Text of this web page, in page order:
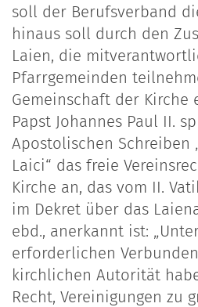
soll der Berufsverband
hinaus soll durch den
Laien, die
Pfarrgemeinden
Gemeinschaft der Kirche
Papst Johannes Paul II.
Apostolischen Schreiben
Laici“ das freie
Kirche an, das vom II.
im Dekret über das
ebd., anerkannt ist:
erforderlichen
kirchlichen Autorität
Recht, Vereinigungen zu